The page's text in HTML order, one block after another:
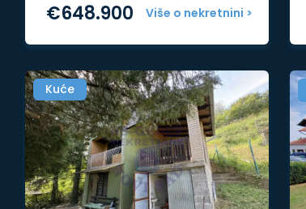
Više o nekretnini >
€648.900
Kuće